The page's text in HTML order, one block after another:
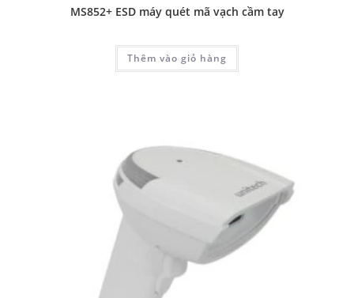
MS852+ ESD máy quét mã vạch cầm tay
Thêm vào giỏ hàng